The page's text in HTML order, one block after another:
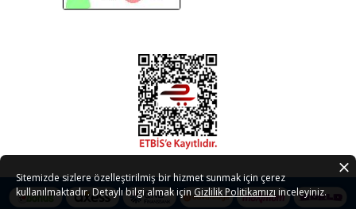
Sitemizde sizlere özelleştirilmiş bir hizmet sunmak için çerez
kullanılmaktadır. Detaylı bilgi almak için Gizlilik Politikamızı inceleyiniz.